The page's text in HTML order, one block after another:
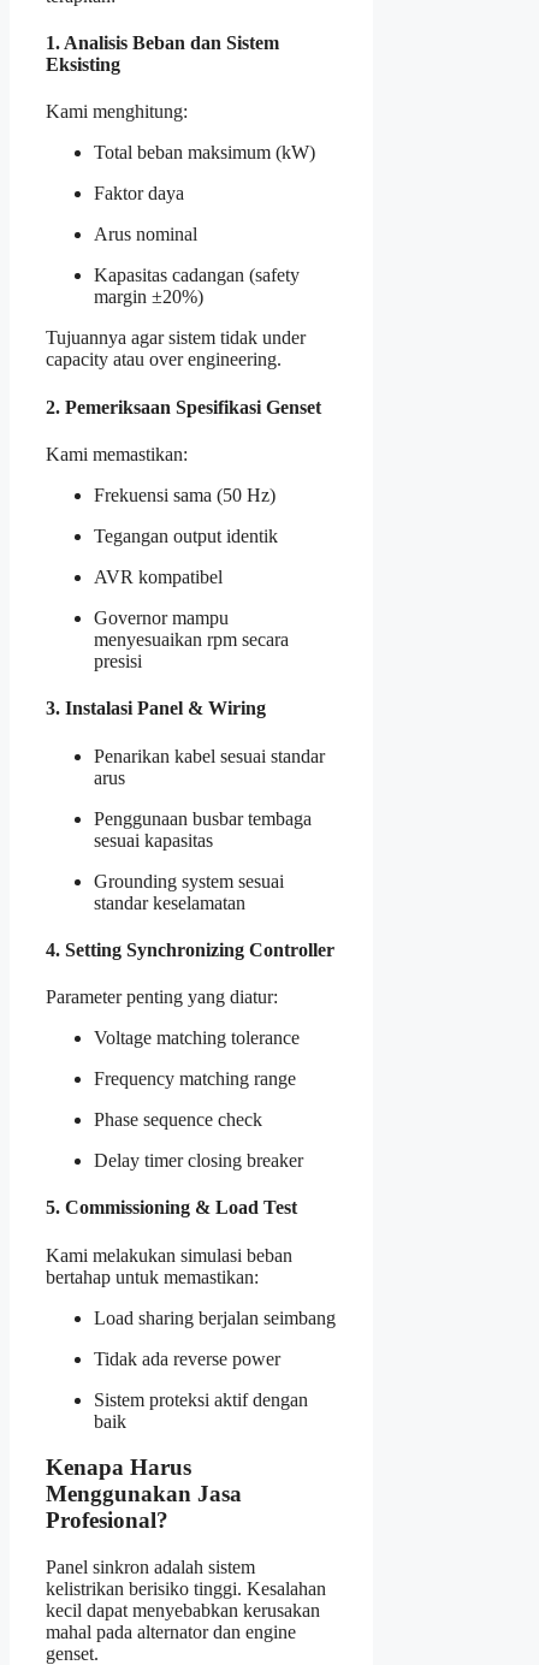
1. Analisis Beban dan Sistem
Eksisting
Kami menghitung:
Total beban maksimum (kW)
Faktor daya
Arus nominal
Kapasitas cadangan (safety
margin ±20%)
Tujuannya agar sistem tidak under
capacity atau over engineering.
2. Pemeriksaan Spesifikasi Genset
Kami memastikan:
Frekuensi sama (50 Hz)
Tegangan output identik
AVR kompatibel
Governor mampu
menyesuaikan rpm secara
presisi
3. Instalasi Panel & Wiring
Penarikan kabel sesuai standar
arus
Penggunaan busbar tembaga
sesuai kapasitas
Grounding system sesuai
standar keselamatan
4. Setting Synchronizing Controller
Parameter penting yang diatur:
Voltage matching tolerance
Frequency matching range
Phase sequence check
Delay timer closing breaker
5. Commissioning & Load Test
Kami melakukan simulasi beban
bertahap untuk memastikan:
Load sharing berjalan seimbang
Tidak ada reverse power
Sistem proteksi aktif dengan
baik
Kenapa Harus
Menggunakan Jasa
Profesional?
Panel sinkron adalah sistem
kelistrikan berisiko tinggi. Kesalahan
kecil dapat menyebabkan kerusakan
mahal pada alternator dan engine
genset.